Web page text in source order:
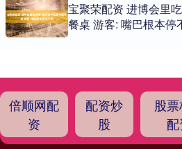
宝聚荣配资 进博会里
餐桌 游客: 嘴巴根本停
倍顺网配
资
配资炒
股
股